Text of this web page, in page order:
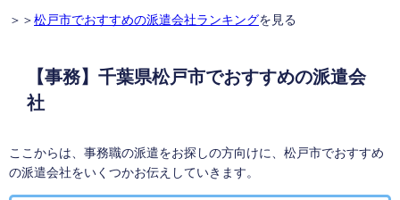
＞＞ 松戸市でおすすめの派遣会社ランキングを見る
【事務】千葉県松戸市でおすすめの派遣会
社
ここからは、事務職の派遣をお探しの方向けに、松戸市でおすすめ
の派遣会社をいくつかお伝えしていきます。